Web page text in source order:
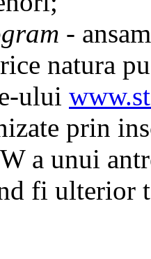
-
natura
ului
prin
a unui
fi ulterior